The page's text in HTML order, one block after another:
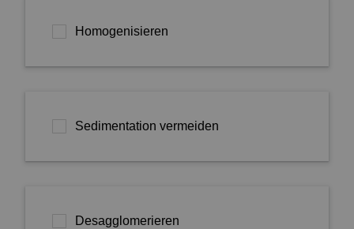
Homogenisieren
Sedimentation vermeiden
Desagglomerieren